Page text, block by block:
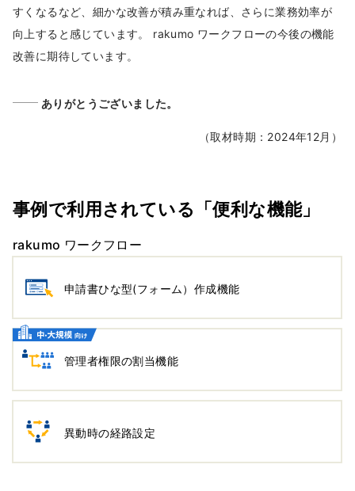
すくなるなど、細かな改善が積み重なれば、さらに業務効率が
向上すると感じています。 rakumo ワークフローの今後の機能
改善に期待しています。
ありがとうございました。
（取材時期：2024年12月）
事例で利用されている「便利な機能」
rakumo ワークフロー
申請書ひな型(フォーム）作成機能
管理者権限の割当機能
異動時の経路設定